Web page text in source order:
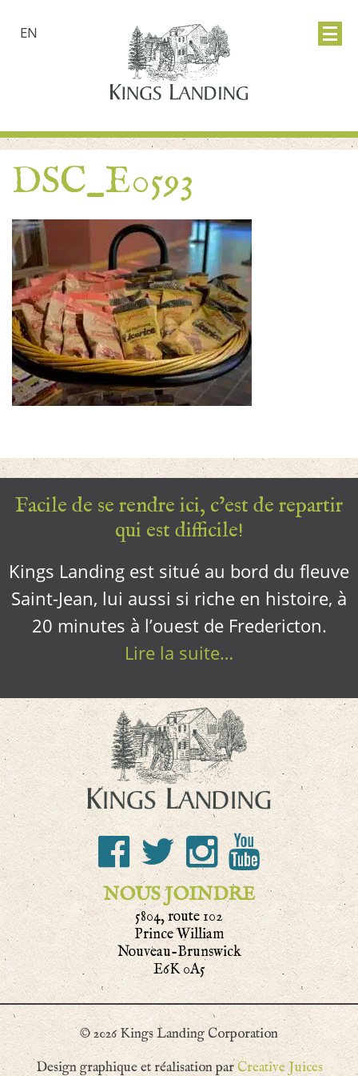
EN
DSC_E0593
Facile de se rendre ici, c’est de repartir
qui est difficile!
Kings Landing est situé au bord du fleuve
Saint-Jean, lui aussi si riche en histoire, à
20 minutes à l’ouest de Fredericton.
Lire la suite…
NOUS JOINDRE
5804, route 102
Prince William
Nouveau-Brunswick
E6K 0A5
© 2026 Kings Landing Corporation
Design graphique et réalisation par Creative Juices